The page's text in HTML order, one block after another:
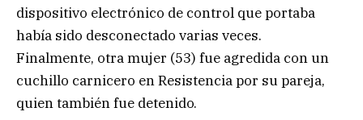
dispositivo electrónico de control que portaba
había sido desconectado varias veces.
Finalmente, otra mujer (53) fue agredida con un
cuchillo carnicero en Resistencia por su pareja,
quien también fue detenido.